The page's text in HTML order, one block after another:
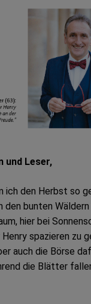
und Leser,
ich den Herbst so
den bunten
hier bei
spazieren zu
auch die Börse
die Blätter